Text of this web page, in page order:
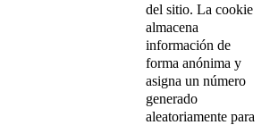
del sitio. La cookie
almacena
información de
forma anónima y
asigna un número
generado
aleatoriamente para